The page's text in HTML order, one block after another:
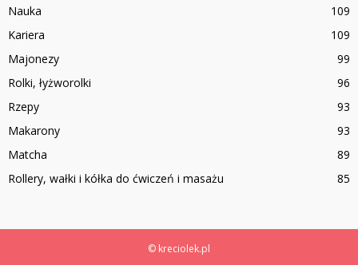
Nauka
109
Kariera
109
Majonezy
99
Rolki, łyżworolki
96
Rzepy
93
Makarony
93
Matcha
89
Rollery, wałki i kółka do ćwiczeń i masażu
85
© kreciolek.pl